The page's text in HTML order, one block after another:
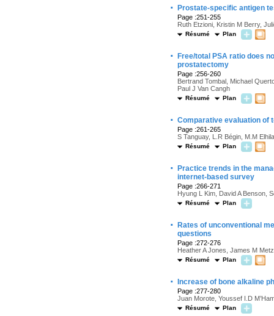
· Prostate-specific antigen
Page :251-255
Ruth Etzioni, Kristin M Berry,
Résumé Plan
·
Free/total PSA ratio does
prostatectomy
Page :256-260
Bertrand Tombal, Michael
Paul J Van Cangh
Résumé Plan
· Comparative evaluation of
Page :261-265
S Tanguay, L.R Bégin, M.M
Résumé Plan
·
Practice trends in the
internet-based survey
Page :266-271
Hyung L Kim, David A Benson,
Résumé Plan
·
Rates of unconventional
questions
Page :272-276
Heather A Jones, James M
Résumé Plan
· Increase of bone alkaline
Page :277-280
Juan Morote, Youssef I.D
Résumé Plan